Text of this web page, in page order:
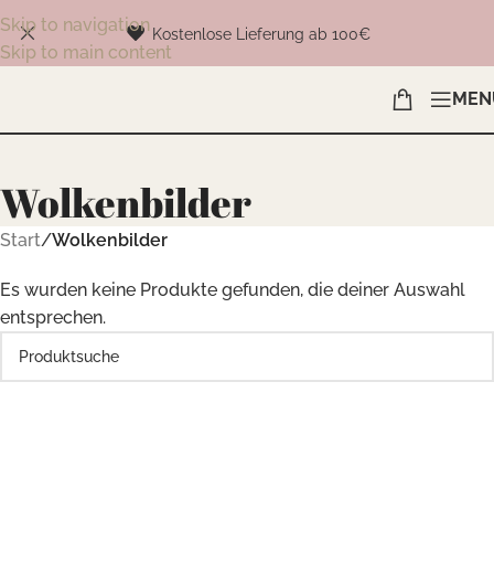
Skip to navigation
Skip to main content
Kostenlose Lieferung ab 100€
Wolkenbilder
Start/Wolkenbilder
Es wurden keine Produkte gefunden, die deiner Auswahl
entsprechen.